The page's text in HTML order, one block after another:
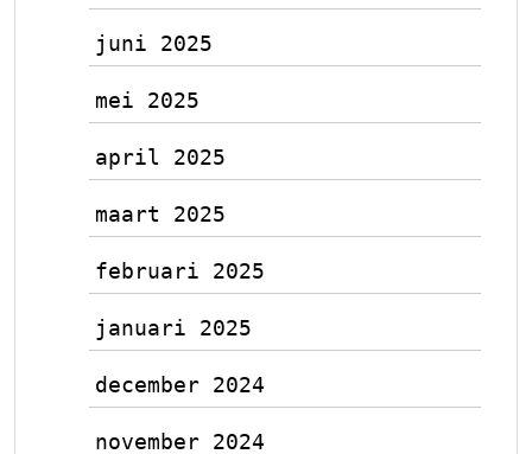
juni 2025
mei 2025
april 2025
maart 2025
februari 2025
januari 2025
december 2024
november 2024